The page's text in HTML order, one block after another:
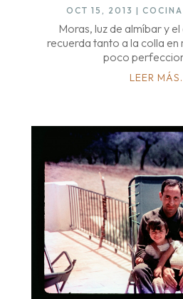
OCT 15, 2013 |
Moras, luz de almíbar y
recuerda tanto a la colla
poco
LEER